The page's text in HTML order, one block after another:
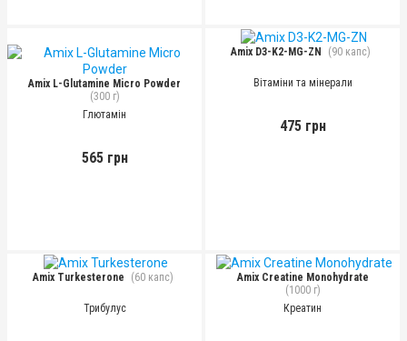
Amix L-Glutamine Micro Powder
(300 г)
Глютамін
565 грн
Amix D3-K2-MG-ZN (90 капс)
Вітаміни та мінерали
475 грн
Amix Turkesterone (60 капс)
Трибулус
Amix Creatine Monohydrate
(1000 г)
Креатин